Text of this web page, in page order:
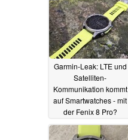
Garmin-Leak: LTE und
Satelliten-
Kommunikation kommt
auf Smartwatches - mit
der Fenix 8 Pro?
19.08.2025